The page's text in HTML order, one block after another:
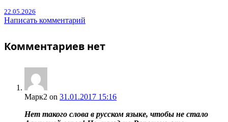
22.05.2026
Написать комментарий
Комментариев нет
Марк2 on 31.01.2017 15:16
Нет такого слова в русском языке, чтобы не стало